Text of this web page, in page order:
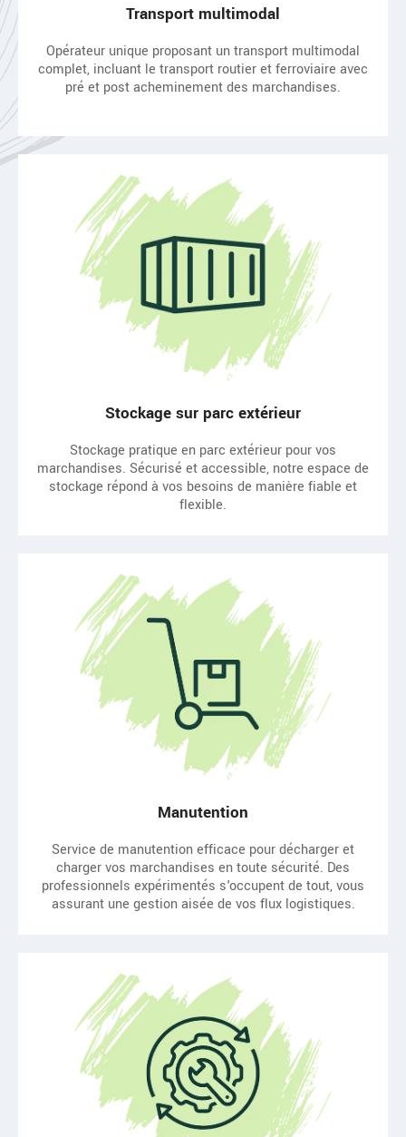
Transport multimodal
Opérateur unique proposant un transport multimodal
complet, incluant le transport routier et ferroviaire avec
pré et post acheminement des marchandises.
Stockage sur parc extérieur
Stockage pratique en parc extérieur pour vos
marchandises. Sécurisé et accessible, notre espace de
stockage répond à vos besoins de manière fiable et
flexible.
Manutention
Service de manutention efficace pour décharger et
charger vos marchandises en toute sécurité. Des
professionnels expérimentés s'occupent de tout, vous
assurant une gestion aisée de vos flux logistiques.